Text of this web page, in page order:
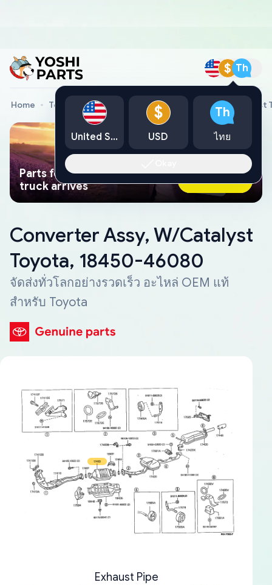
$ Th
Home Toyota Genuine Parts Converter Assy, W/Catalyst
Parts found faster than a tow
truck arrives
Ask AI Now
Converter Assy, W/Catalyst
Toyota, 18450-46080
จัดส่งทั่วโลกอย่างรวดเร็ว อะไหล่ OEM แท้
สำหรับ Toyota
Exhaust Pipe
United States
$
USD
Th
ไทย